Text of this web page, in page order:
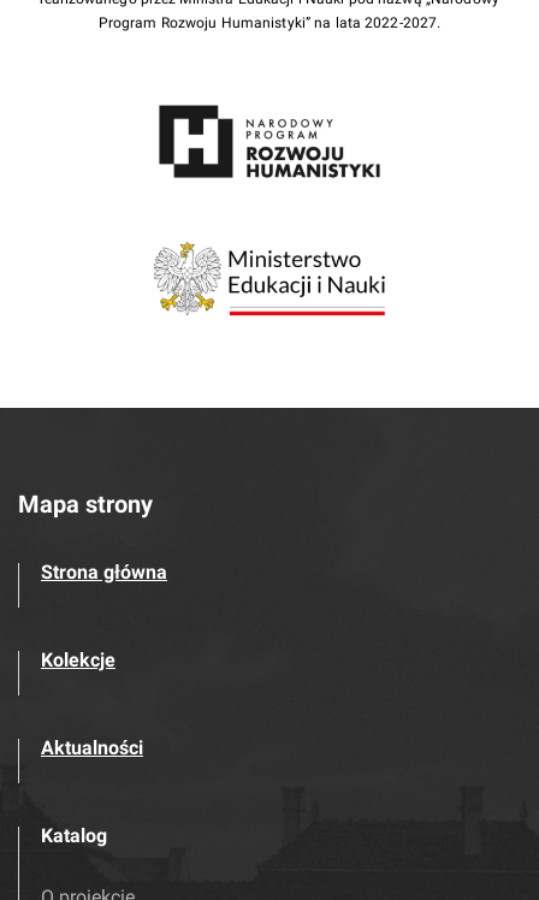
Program Rozwoju Humanistyki” na lata 2022-2027.
Mapa strony
Strona główna
Kolekcje
Aktualności
Katalog